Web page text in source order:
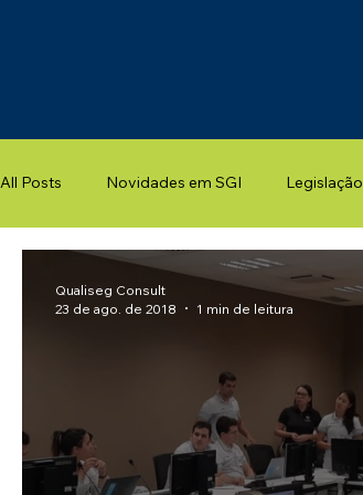
All Posts Novidades em SGI Legislação
Qualiseg Consult
23 de ago. de 2018
1 min de leitura